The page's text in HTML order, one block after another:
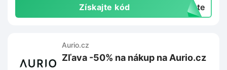
Získajte kód exte
Aurio.cz
Zľava -50% na nákup na Aurio.cz